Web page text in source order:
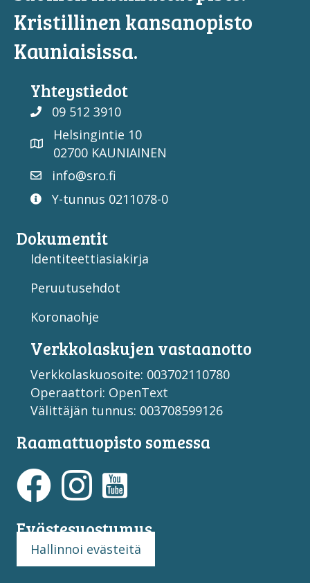
Kristillinen kansanopisto
Kauniaisissa.
Yhteystiedot
09 512 3910
Helsingintie 10
02700 KAUNIAINEN
info@sro.fi
Y-tunnus 0211078-0
Dokumentit
Identiteettiasiakirja
Peruutusehdot
Koronaohje
Verkko­laskujen vastaan­otto
Verkkolaskuosoite: 003702110780
Operaattori: OpenText
Välittäjän tunnus: 003708599126
Raamattuopisto somessa
Evästesuostumus
Hallinnoi evästeitä